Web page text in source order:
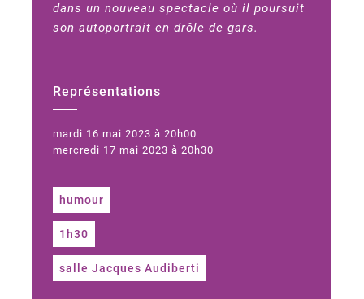
dans un nouveau spectacle où il poursuit
son autoportrait en drôle de gars.
Représentations
mardi 16 mai 2023 à 20h00
mercredi 17 mai 2023 à 20h30
humour
1h30
salle Jacques Audiberti